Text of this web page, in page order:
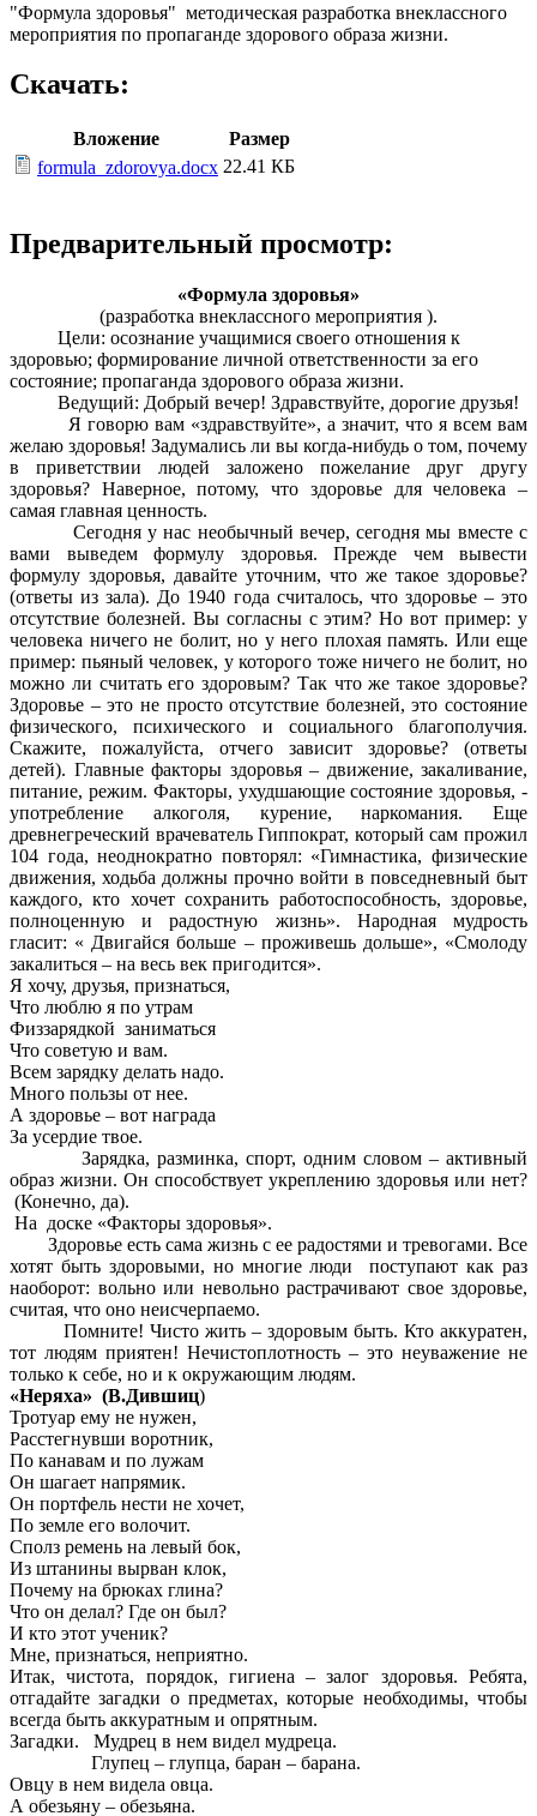
"Формула здоровья" методическая разработка внеклассного
мероприятия по пропаганде здорового образа жизни.
Скачать:
Вложение
Размер
formula_zdorovya.docx 22.41 КБ
Предварительный просмотр:
«Формула здоровья»
(разработка внеклассного мероприятия ).
Цели: осознание учащимися своего отношения к
здоровью; формирование личной ответственности за его
состояние; пропаганда здорового образа жизни.
Ведущий: Добрый вечер! Здравствуйте, дорогие друзья!
Я говорю вам «здравствуйте», а значит, что я всем вам
желаю здоровья! Задумались ли вы когда-нибудь о том, почему
в приветствии людей заложено пожелание друг другу
здоровья? Наверное, потому, что здоровье для человека –
самая главная ценность.
Сегодня у нас необычный вечер, сегодня мы вместе с
вами выведем формулу здоровья. Прежде чем вывести
формулу здоровья, давайте уточним, что же такое здоровье?
(ответы из зала). До 1940 года считалось, что здоровье – это
отсутствие болезней. Вы согласны с этим? Но вот пример: у
человека ничего не болит, но у него плохая память. Или еще
пример: пьяный человек, у которого тоже ничего не болит, но
можно ли считать его здоровым? Так что же такое здоровье?
Здоровье – это не просто отсутствие болезней, это состояние
физического, психического и социального благополучия.
Скажите, пожалуйста, отчего зависит здоровье? (ответы
детей). Главные факторы здоровья – движение, закаливание,
питание, режим. Факторы, ухудшающие состояние здоровья, -
употребление алкоголя, курение, наркомания. Еще
древнегреческий врачеватель Гиппократ, который сам прожил
104 года, неоднократно повторял: «Гимнастика, физические
движения, ходьба должны прочно войти в повседневный быт
каждого, кто хочет сохранить работоспособность, здоровье,
полноценную и радостную жизнь». Народная мудрость
гласит: « Двигайся больше – проживешь дольше», «Смолоду
закалиться – на весь век пригодится».
Я хочу, друзья, признаться,
Что люблю я по утрам
Физзарядкой заниматься
Что советую и вам.
Всем зарядку делать надо.
Много пользы от нее.
А здоровье – вот награда
За усердие твое.
Зарядка, разминка, спорт, одним словом – активный
образ жизни. Он способствует укреплению здоровья или нет?
(Конечно, да).
На доске «Факторы здоровья».
Здоровье есть сама жизнь с ее радостями и тревогами. Все
хотят быть здоровыми, но многие люди поступают как раз
наоборот: вольно или невольно растрачивают свое здоровье,
считая, что оно неисчерпаемо.
Помните! Чисто жить – здоровым быть. Кто аккуратен,
тот людям приятен! Нечистоплотность – это неуважение не
только к себе, но и к окружающим людям.
«Неряха» (В.Дившиц)
Тротуар ему не нужен,
Расстегнувши воротник,
По канавам и по лужам
Он шагает напрямик.
Он портфель нести не хочет,
По земле его волочит.
Сполз ремень на левый бок,
Из штанины вырван клок,
Почему на брюках глина?
Что он делал? Где он был?
И кто этот ученик?
Мне, признаться, неприятно.
Итак, чистота, порядок, гигиена – залог здоровья. Ребята,
отгадайте загадки о предметах, которые необходимы, чтобы
всегда быть аккуратным и опрятным.
Загадки. Мудрец в нем видел мудреца.
Глупец – глупца, баран – барана.
Овцу в нем видела овца.
А обезьяну – обезьяна.